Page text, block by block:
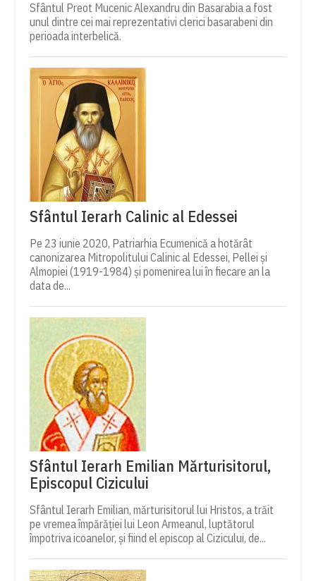
Sfântul Preot Mucenic Alexandru din Basarabia a fost
unul dintre cei mai reprezentativi clerici basarabeni din
perioada interbelică.
Sfântul Ierarh Calinic al Edessei
Pe 23 iunie 2020, Patriarhia Ecumenică a hotărât
canonizarea Mitropolitului Calinic al Edessei, Pellei și
Almopiei (1919-1984) și pomenirea lui în fiecare an la
data de...
Sfântul Ierarh Emilian Mărturisitorul,
Episcopul Cizicului
Sfântul Ierarh Emilian, mărturisitorul lui Hristos, a trăit
pe vremea împărăției lui Leon Armeanul, luptătorul
împotriva icoanelor, și fiind el episcop al Cizicului, de...